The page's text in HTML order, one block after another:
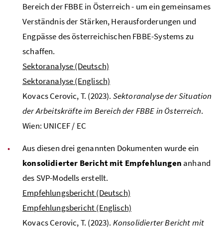
Bereich derFBBEin Österreich - um ein gemeinsames
Verständnis der Stärken, Herausforderungen und
Engpässe des österreichischen FBBE-Systems zu
schaffen.
Sektoranalyse (Deutsch)
Sektoranalyse (Englisch)
Kovacs Cerovic, T. (2023). Sektoranalyse der Situation
der Arbeitskräfte im Bereich der FBBE in Österreich.
Wien: UNICEF/ EC
Aus diesen drei genannten Dokumenten wurde ein
konsolidierter Bericht mit Empfehlungen anhand
des SVP-Modells erstellt.
Empfehlungsbericht (Deutsch)
Empfehlungsbericht (Englisch)
Kovacs Cerovic, T. (2023). Konsolidierter Bericht mit